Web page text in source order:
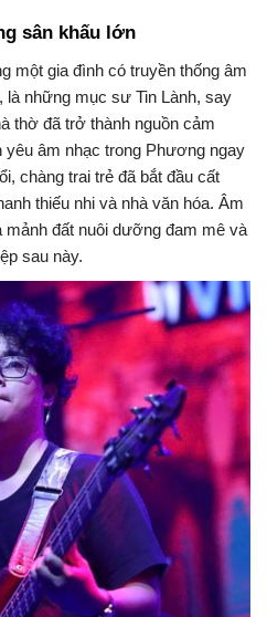
sân khấu lớn
một gia đình có truyền thống âm
là những mục sư Tin Lành, say
thờ đã trở thành nguồn cảm
âm nhạc trong Phương ngay
chàng trai trẻ đã bắt đầu cất
thiếu nhi và nhà văn hóa. Âm
đất nuôi dưỡng đam mê và
sau này.